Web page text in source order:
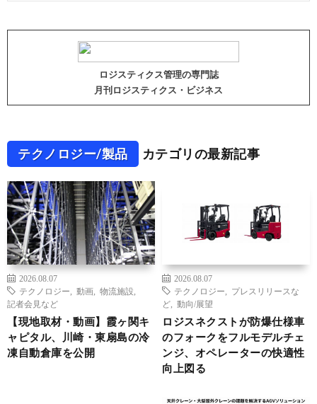
ロジスティクス管理の専門誌
月刊ロジスティクス・ビジネス
テクノロジー/製品 カテゴリの最新記事
2026.08.07
テクノロジー
動画 物流施設
記者会見など
【現地取材・動画】霞ヶ関キ
ャピタル、川崎・東扇島の冷
凍自動倉庫を公開
2026.08.07
テクノロジー
プレスリリースな
ど
動向/展望
ロジスネクストが防爆仕様車
のフォークをフルモデルチェ
ンジ、オペレーターの快適性
向上図る